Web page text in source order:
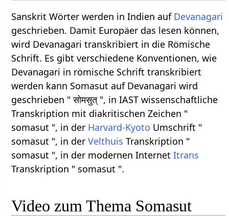
Sanskrit Wörter werden in Indien auf Devanagari
geschrieben. Damit Europäer das lesen können,
wird Devanagari transkribiert in die Römische
Schrift. Es gibt verschiedene Konventionen, wie
Devanagari in römische Schrift transkribiert
werden kann Somasut auf Devanagari wird
geschrieben " सोमसुत् ", in IAST wissenschaftliche
Transkription mit diakritischen Zeichen "
somasut ", in der Harvard-Kyoto Umschrift "
somasut ", in derVelthuis Transkription "
somasut ", in der modernen InternetItrans
Transkription " somasut ".
Video zum Thema Somasut